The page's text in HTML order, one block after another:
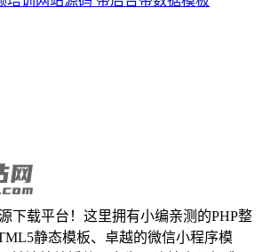
下载平台！这里拥有小编亲测的PHP整
静态模板、卓越的微信小程序模